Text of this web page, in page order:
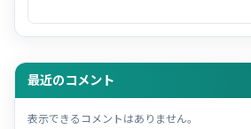
最近のコメント
表示できるコメントはありません。